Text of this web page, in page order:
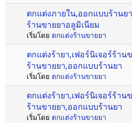
ตกแต่งภายใน,ออกแบบร้านย
ร้านขายยาอลูมิเนียม
เริ่มโดย ตกแต่งร้านขายยา
ตกแต่งร้ายา,เฟอร์นิเจอร์ร้า
ร้านขายยา,ออกแบบร้านยา
เริ่มโดย ตกแต่งร้านขายยา
ตกแต่งร้ายา,เฟอร์นิเจอร์ร้า
ร้านขายยา,ออกแบบร้านยา
เริ่มโดย ตกแต่งร้านขายยา